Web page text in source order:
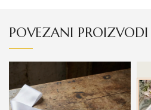
POVEZANI PROIZVODI